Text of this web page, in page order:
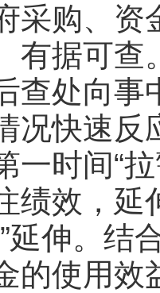
采购、资
有据可查
查处向事
况快速反
一时间“
绩效，延
延伸。结
的使用效